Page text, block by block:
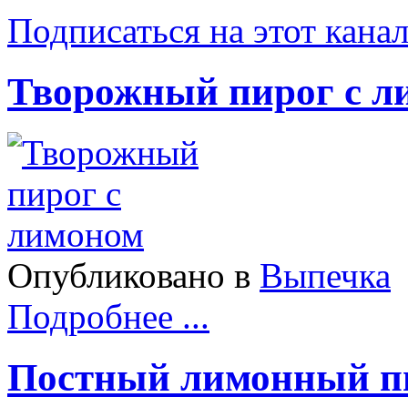
Подписаться на этот
Творожный пирог с
Опубликовано в Выпечка
Подробнее ...
Постный лимонный